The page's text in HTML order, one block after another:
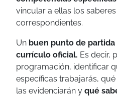
vincular a ellas los
correspondientes.
Un buen punto de partida
currículo oficial. Es decir, p
programación, identificar
específicas trabajarás,
las evidenciarán y qué